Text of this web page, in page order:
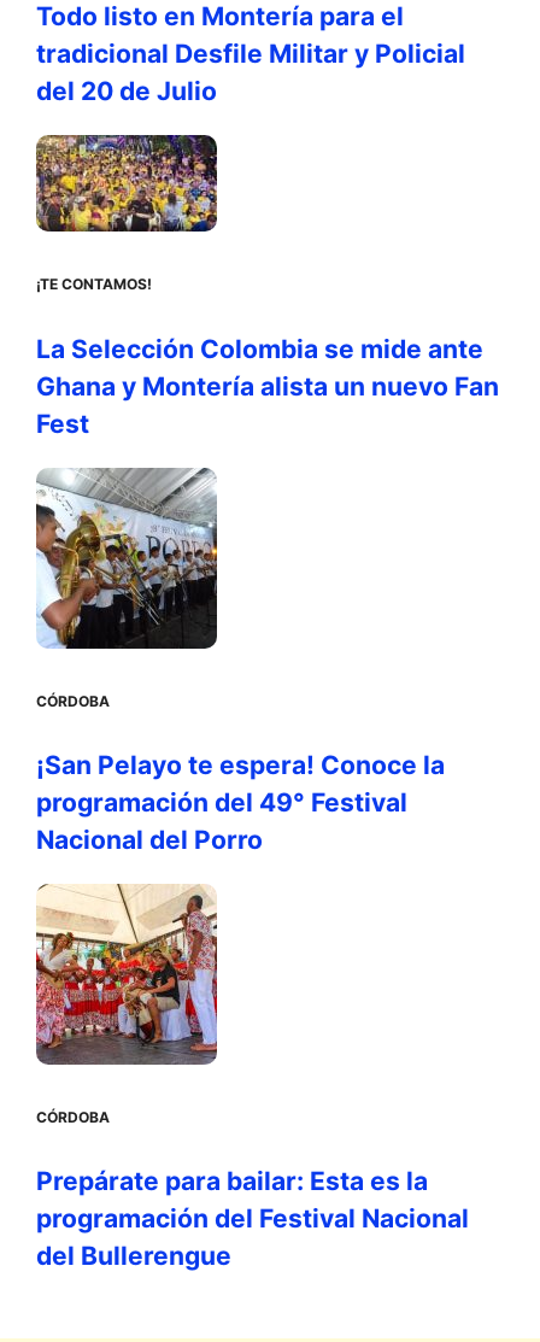
Todo listo en Montería para el
tradicional Desfile Militar y Policial
del 20 de Julio
¡TE CONTAMOS!
La Selección Colombia se mide ante
Ghana y Montería alista un nuevo Fan
Fest
CÓRDOBA
¡San Pelayo te espera! Conoce la
programación del 49° Festival
Nacional del Porro
CÓRDOBA
Prepárate para bailar: Esta es la
programación del Festival Nacional
del Bullerengue